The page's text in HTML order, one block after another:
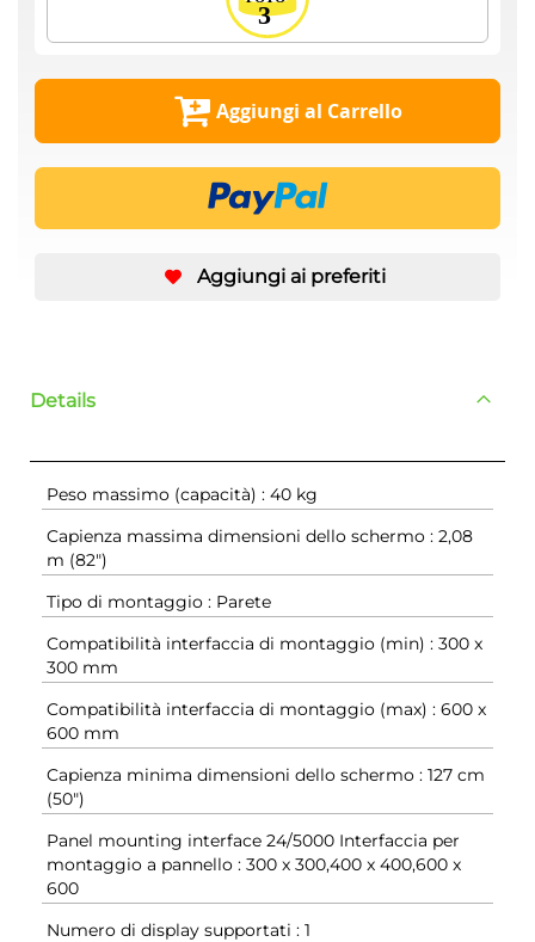
Aggiungi al Carrello
Aggiungi ai preferiti
Details
Peso massimo (capacità) : 40 kg
Capienza massima dimensioni dello schermo : 2,08
m (82")
Tipo di montaggio : Parete
Compatibilità interfaccia di montaggio (min) : 300 x
300 mm
Compatibilità interfaccia di montaggio (max) : 600 x
600 mm
Capienza minima dimensioni dello schermo : 127 cm
(50")
Panel mounting interface 24/5000 Interfaccia per
montaggio a pannello : 300 x 300,400 x 400,600 x
600
Numero di display supportati : 1